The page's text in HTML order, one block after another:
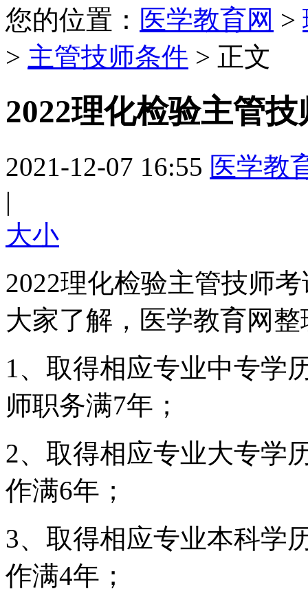
您的位置： 医学教育网 >
> 主管技师条件 > 正文
2022理化检验主管
2021-12-07 16:55 医学教
|
大小
2022理化检验主管技师
大家了解，医学教育网
1、取得相应专业中专学
师职务满7年；
2、取得相应专业大专学
作满6年；
3、取得相应专业本科学
作满4年；